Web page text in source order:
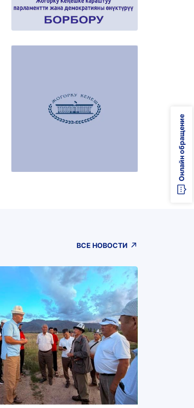
ВСЕ НОВОСТИ
Онлайн обращение